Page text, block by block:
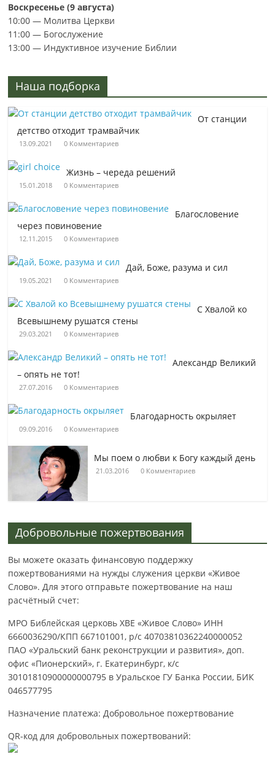
Воскресенье (9 августа)
10:00 — Молитва Церкви
11:00 — Богослужение
13:00 — Индуктивное изучение Библии
Наша подборка
От станции
детство отходит трамвайчик
13.09.2021 0 Комментариев
Жизнь – череда решений
15.01.2018 0 Комментариев
Благословение
через повиновение
12.11.2015 0 Комментариев
Дай, Боже, разума и сил
19.05.2021 0 Комментариев
С Хвалой ко
Всевышнему рушатся стены
29.03.2021 0 Комментариев
Александр Великий
– опять не тот!
27.07.2016 0 Комментариев
Благодарность окрыляет
09.09.2016 0 Комментариев
Мы поем о любви к Богу каждый день
21.03.2016 0 Комментариев
Добровольные пожертвования
Вы можете оказать финансовую поддержку
пожертвованиями на нужды служения церкви «Живое
Слово». Для этого отправьте пожертвование на наш
расчётный счет:
МРО Библейская церковь ХВЕ «Живое Слово» ИНН
6660036290/КПП 667101001, р/с 40703810362240000052
ПАО «Уральский банк реконструкции и развития», доп.
офис «Пионерский», г. Екатеринбург, к/с
30101810900000000795 в Уральское ГУ Банка России, БИК
046577795
Назначение платежа: Добровольное пожертвование
QR-код для добровольных пожертвований: